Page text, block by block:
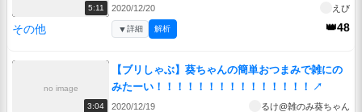
5:11 2020/12/20 えび
その他 👑48
▼詳細 解析
no image
3:04
【ブリしゃぶ】葵ちゃんの簡単おつまみで雑にの
みたーい！！！！！！！！！！！！！！！
↗
2020/12/19 るけ@雑のみ葵ちゃん